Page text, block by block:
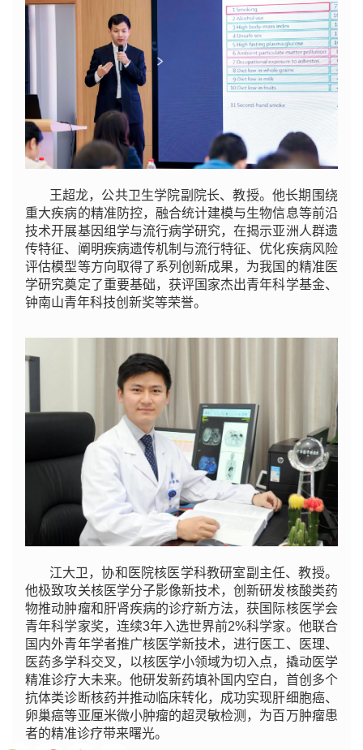
王超龙，公共卫生学院副院长、教授。他长期围绕
重大疾病的精准防控，融合统计建模与生物信息等前沿
技术开展基因组学与流行病学研究，在揭示亚洲人群遗
传特征、阐明疾病遗传机制与流行特征、优化疾病风险
评估模型等方向取得了系列创新成果，为我国的精准医
学研究奠定了重要基础，获评国家杰出青年科学基金、
钟南山青年科技创新奖等荣誉。
江大卫，协和医院核医学科教研室副主任、教授。
他极致攻关核医学分子影像新技术，创新研发核酸类药
物推动肿瘤和肝肾疾病的诊疗新方法，获国际核医学会
青年科学家奖，连续3年入选世界前2%科学家。他联合
国内外青年学者推广核医学新技术，进行医工、医理、
医药多学科交叉，以核医学小领域为切入点，撬动医学
精准诊疗大未来。他研发新药填补国内空白，首创多个
抗体类诊断核药并推动临床转化，成功实现肝细胞癌、
卵巢癌等亚厘米微小肿瘤的超灵敏检测，为百万肿瘤患
者的精准诊疗带来曙光。